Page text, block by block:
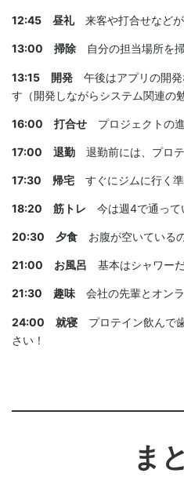
12:45 昼礼来客や打合せなどが
13:00 掃除 自分の担当場所を
13:15 開発 午後はアプリの開発
す（開発しながらシステム関連の
16:00 打合せ プロジェクトの
17:00 退勤 退勤前には、プロ
17:30 帰宅 すぐにジムに行く
18:20 筋トレ 今は週4で通って
20:30 夕食 お腹が空いている
21:00 お風呂 基本はシャワー
21:30 趣味会社の先輩とオンラ
24:00 就寝 プロテイン飲んで
さい！
ま